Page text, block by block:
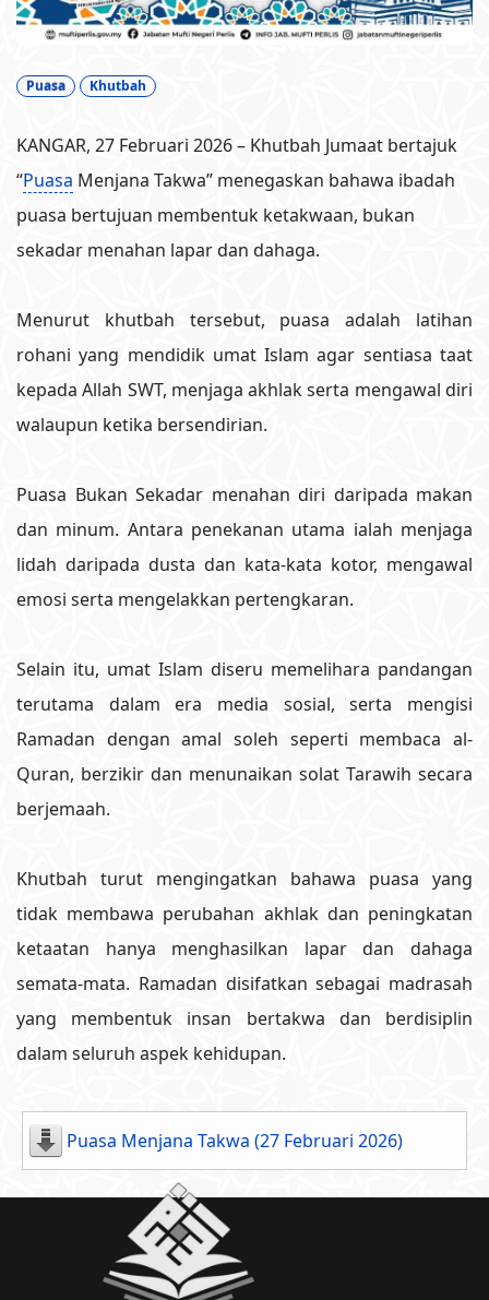
Puasa Khutbah
KANGAR, 27 Februari 2026 – Khutbah Jumaat bertajuk
“Puasa Menjana Takwa” menegaskan bahawa ibadah
puasa bertujuan membentuk ketakwaan, bukan
sekadar menahan lapar dan dahaga.
Menurut khutbah tersebut, puasa adalah latihan
rohani yang mendidik umat Islam agar sentiasa taat
kepada Allah SWT, menjaga akhlak serta mengawal diri
walaupun ketika bersendirian.
Puasa Bukan Sekadar menahan diri daripada makan
dan minum. Antara penekanan utama ialah menjaga
lidah daripada dusta dan kata-kata kotor, mengawal
emosi serta mengelakkan pertengkaran.
Selain itu, umat Islam diseru memelihara pandangan
terutama dalam era media sosial, serta mengisi
Ramadan dengan amal soleh seperti membaca al-
Quran, berzikir dan menunaikan solat Tarawih secara
berjemaah.
Khutbah turut mengingatkan bahawa puasa yang
tidak membawa perubahan akhlak dan peningkatan
ketaatan hanya menghasilkan lapar dan dahaga
semata-mata. Ramadan disifatkan sebagai madrasah
yang membentuk insan bertakwa dan berdisiplin
dalam seluruh aspek kehidupan.
Puasa Menjana Takwa (27 Februari 2026)